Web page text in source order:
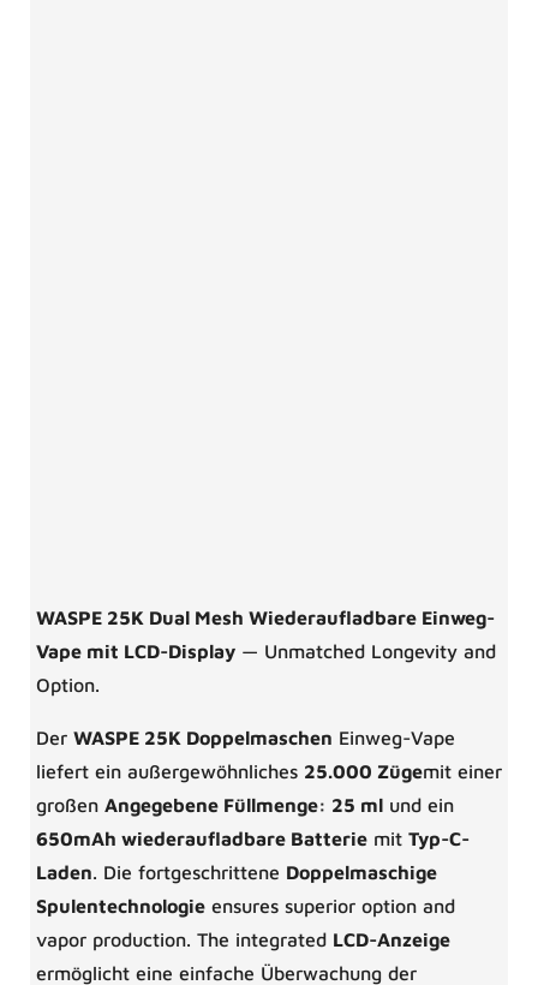
WASPE 25K Dual Mesh Wiederaufladbare Einweg-
Vape mit LCD-Display — Unmatched Longevity and
Option.
Der WASPE 25K Doppelmaschen Einweg-Vape
liefert ein außergewöhnliches 25.000 Zügemit einer
großen Angegebene Füllmenge: 25 ml und ein
650mAh wiederaufladbare Batterie mit Typ-C-
Laden. Die fortgeschrittene Doppelmaschige
Spulentechnologie ensures superior option and
vapor production. The integrated LCD-Anzeige
ermöglicht eine einfache Überwachung der